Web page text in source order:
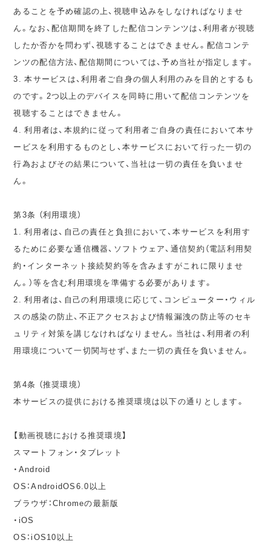
あることを予め確認の上、視聴申込みをしなければなりませ
ん。なお、配信期間を終了した配信コンテンツは、利用者が視聴
したか否かを問わず、視聴することはできません。配信コンテ
ンツの配信方法、配信期間については、予め当社が指定します。
3. 本サービスは、利用者ご自身の個人利用のみを目的とするも
のです。2つ以上のデバイスを同時に用いて配信コンテンツを
視聴することはできません。
4. 利用者は、本規約に従って利用者ご自身の責任において本サ
ービスを利用するものとし、本サービスにおいて行った一切の
行為およびその結果について、当社は一切の責任を負いませ
ん。
第3条 （利用環境）
1. 利用者は、自己の責任と負担において、本サービスを利用す
るために必要な通信機器、ソフトウェア、通信契約（電話利用契
約・インターネット接続契約等を含みますがこれに限りませ
ん。）等を含む利用環境を準備する必要があります。
2. 利用者は、自己の利用環境に応じて、コンピューター・ウィル
スの感染の防止、不正アクセスおよび情報漏洩の防止等のセキ
ュリティ対策を講じなければなりません。当社は、利用者の利
用環境について一切関与せず、また一切の責任を負いません。
第4条 （推奨環境）
本サービスの提供における推奨環境は以下の通りとします。
【動画視聴における推奨環境】
スマートフォン・タブレット
・Android
OS：AndroidOS6.0以上
ブラウザ：Chromeの最新版
・iOS
OS：iOS10以上